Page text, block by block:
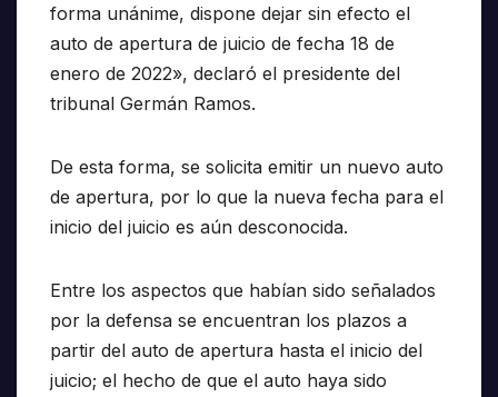
forma unánime, dispone dejar sin efecto el
auto de apertura de juicio de fecha 18 de
enero de 2022», declaró el presidente del
tribunal Germán Ramos.
De esta forma, se solicita emitir un nuevo auto
de apertura, por lo que la nueva fecha para el
inicio del juicio es aún desconocida.
Entre los aspectos que habían sido señalados
por la defensa se encuentran los plazos a
partir del auto de apertura hasta el inicio del
juicio; el hecho de que el auto haya sido